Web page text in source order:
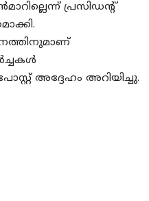
പ്രസിഡന്റ്
അദ്ദേഹം അറിയിച്ചു.